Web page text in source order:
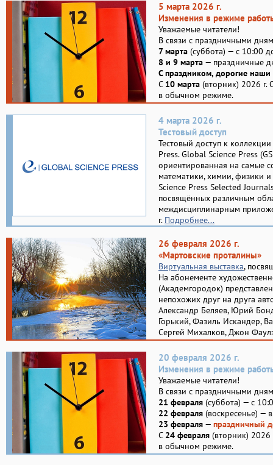
5 марта 2026 г.
Изменения в режиме
Уважаемые читатели!
В связи с праздничными
7 марта (суббота) — с 10:00
8 и 9 марта — праздничные
С праздником, дорогие наши
С 10 марта (вторник) 2026
в обычном режиме.
4 марта 2026 г.
Тестовый доступ
Тестовый доступ к
Press. Global Science Press
ориентированная на самые
математики, химии, физики
Science Press Selected
посвящённых различным
междисциплинарным
г. Подробнее...
26 февраля 2026 г.
«Мартовские проталины»
Виртуальная выставка,
На абонементе
(Академгородок)
непохожих друг на друга
Александр Беляев, Юрий
Горький, Фазиль Искандер,
Сергей Михалков, Джон
20 февраля 2026 г.
Изменения в режиме
Уважаемые читатели!
В связи с праздничными
21 февраля (суббота) — с
22 февраля (воскресенье) —
23 февраля — праздничный
С 24 февраля (вторник)
в обычном режиме.